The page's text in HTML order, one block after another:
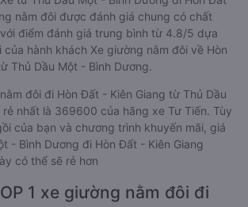
nằm đôi được đánh giá chung có chất
điểm đánh giá trung bình từ 4.8/5 dựa
hành khách Xe giường nằm đôi về Hòn
Thủ Dầu Một - Bình Dương.
đôi đi Hòn Đất - Kiên Giang từ Thủ Dầu
nhất là 369600 của hãng xe Tư Tiến. Tùy
của bạn và chương trình khuyến mãi, giá
- Bình Dương đi Hòn Đất - Kiên Giang
có thể sẽ rẻ hơn
1 xe giường nằm đôi đi